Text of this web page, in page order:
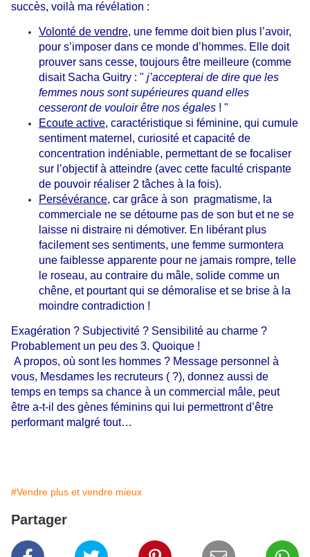
succès, voilà ma révélation :
Volonté de vendre, une femme doit bien plus l’avoir,
pour s’imposer dans ce monde d’hommes. Elle doit
prouver sans cesse, toujours être meilleure (comme
disait Sacha Guitry : " j’accepterai de dire que les
femmes nous sont supérieures quand elles
cesseront de vouloir être nos égales ! "
Ecoute active, caractéristique si féminine, qui cumule
sentiment maternel, curiosité et capacité de
concentration indéniable, permettant de se focaliser
sur l’objectif à atteindre (avec cette faculté crispante
de pouvoir réaliser 2 tâches à la fois).
Persévérance, car grâce à son pragmatisme, la
commerciale ne se détourne pas de son but et ne se
laisse ni distraire ni démotiver. En libérant plus
facilement ses sentiments, une femme surmontera
une faiblesse apparente pour ne jamais rompre, telle
le roseau, au contraire du mâle, solide comme un
chêne, et pourtant qui se démoralise et se brise à la
moindre contradiction !
Exagération ? Subjectivité ? Sensibilité au charme ?
Probablement un peu des 3. Quoique !
A propos, où sont les hommes ? Message personnel à
vous, Mesdames les recruteurs ( ?), donnez aussi de
temps en temps sa chance à un commercial mâle, peut
être a-t-il des gènes féminins qui lui permettront d’être
performant malgré tout…
#Vendre plus et vendre mieux
Partager